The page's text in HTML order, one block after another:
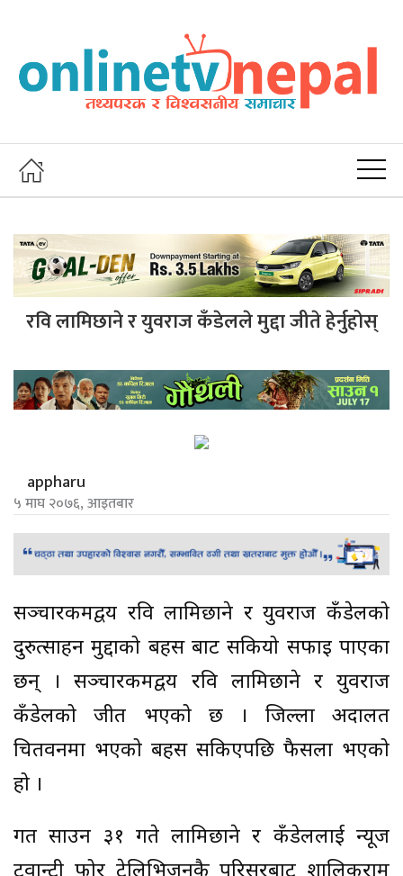
रवि लामिछाने र युवराज कँडेलले मुद्दा जीते हेर्नुहोस्
appharu
५ माघ २०७६, आइतबार
सञ्चारकर्मीद्वय रवि लामिछाने र युवराज कँडेलको
दुरुत्साहन मुद्दाको बहस बाट सकियो सफाइ पाएका
छन् । सञ्चारकर्मीद्वय रवि लामिछाने र युवराज
कँडेलको जीत भएको छ । जिल्ला अदालत
चितवनमा भएको बहस सकिएपछि फैसला भएको
हो ।
गत साउन ३१ गते लामिछाने र कँडेललाई न्यूज